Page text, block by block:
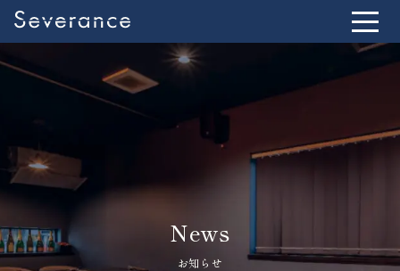
News
お知らせ